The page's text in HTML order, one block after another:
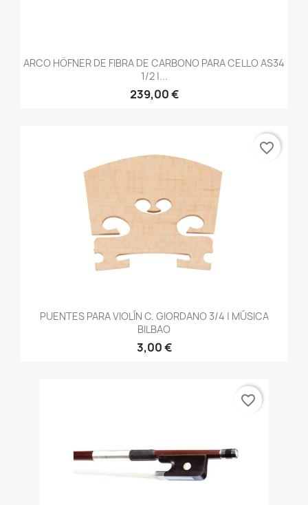
ARCO HÖFNER DE FIBRA DE CARBONO PARA CELLO AS34
1/2 |...
239,00 €
PUENTES PARA VIOLÍN C. GIORDANO 3/4 | MÚSICA
BILBAO
3,00 €
favorite_border
favorite_border